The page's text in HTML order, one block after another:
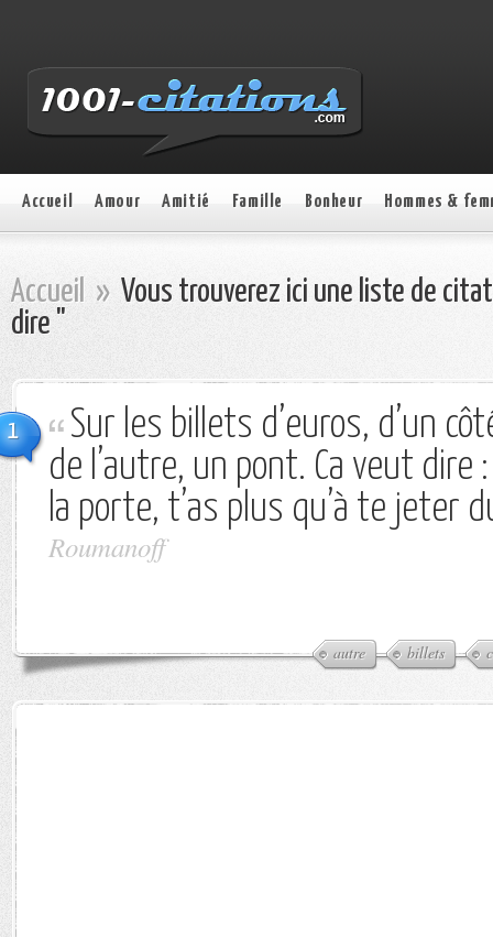
Accueil Amour Amitié Famille Bonheur Hommes &
Accueil » Vous trouverez ici une liste de
dire "
1
Sur les billets d’euros, d’un
de l’autre, un pont. Ca veut dire
la porte, t’as plus qu’à te jeter
Roumanoff
autre billets